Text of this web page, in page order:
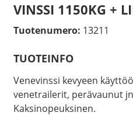
VINSSI 1150KG +
Tuotenumero: 13211
TUOTEINFO
Venevinssi kevyeen
venetrailerit, perävaunut
Kaksinopeuksinen.